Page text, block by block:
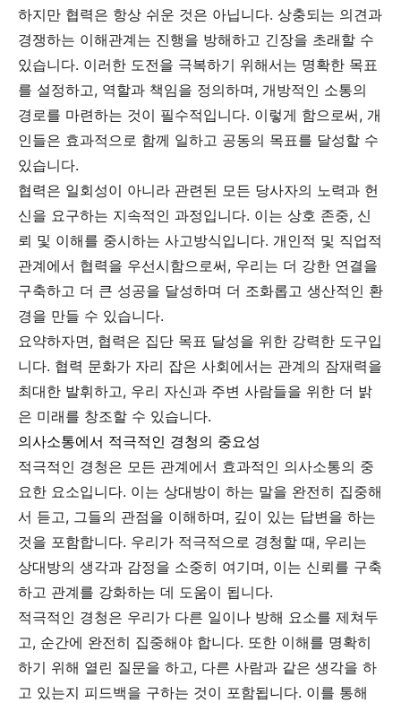
하지만 협력은 항상 쉬운 것은 아닙니다. 상충되는 의견과
경쟁하는 이해관계는 진행을 방해하고 긴장을 초래할 수
있습니다. 이러한 도전을 극복하기 위해서는 명확한 목표
를 설정하고, 역할과 책임을 정의하며, 개방적인 소통의
경로를 마련하는 것이 필수적입니다. 이렇게 함으로써, 개
인들은 효과적으로 함께 일하고 공동의 목표를 달성할 수
있습니다.
협력은 일회성이 아니라 관련된 모든 당사자의 노력과 헌
신을 요구하는 지속적인 과정입니다. 이는 상호 존중, 신
뢰 및 이해를 중시하는 사고방식입니다. 개인적 및 직업적
관계에서 협력을 우선시함으로써, 우리는 더 강한 연결을
구축하고 더 큰 성공을 달성하며 더 조화롭고 생산적인 환
경을 만들 수 있습니다.
요약하자면, 협력은 집단 목표 달성을 위한 강력한 도구입
니다. 협력 문화가 자리 잡은 사회에서는 관계의 잠재력을
최대한 발휘하고, 우리 자신과 주변 사람들을 위한 더 밝
은 미래를 창조할 수 있습니다.
의사소통에서 적극적인 경청의 중요성
적극적인 경청은 모든 관계에서 효과적인 의사소통의 중
요한 요소입니다. 이는 상대방이 하는 말을 완전히 집중해
서 듣고, 그들의 관점을 이해하며, 깊이 있는 답변을 하는
것을 포함합니다. 우리가 적극적으로 경청할 때, 우리는
상대방의 생각과 감정을 소중히 여기며, 이는 신뢰를 구축
하고 관계를 강화하는 데 도움이 됩니다.
적극적인 경청은 우리가 다른 일이나 방해 요소를 제쳐두
고, 순간에 완전히 집중해야 합니다. 또한 이해를 명확히
하기 위해 열린 질문을 하고, 다른 사람과 같은 생각을 하
고 있는지 피드백을 구하는 것이 포함됩니다. 이를 통해